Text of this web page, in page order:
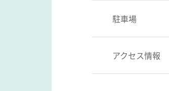
駐車場
アクセス情報